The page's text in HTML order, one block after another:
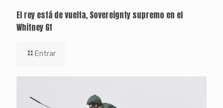
El rey está de vuelta, Sovereignty supremo en el
Whitney G1
Entrar